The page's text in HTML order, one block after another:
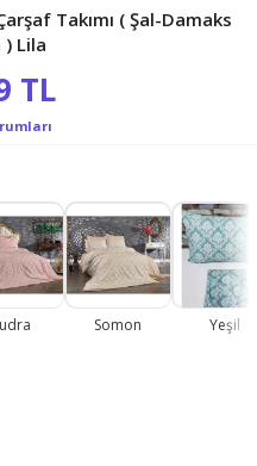
Takımı ( Şal-Damaks
) Lila
TL
Somon Yeşil